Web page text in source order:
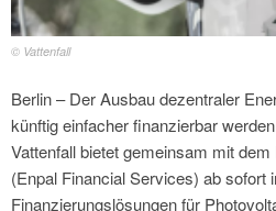
© Vattenfall
Berlin – Der Ausbau dezentraler
künftig einfacher finanzierbar
Vattenfall bietet gemeinsam mit
(Enpal Financial Services) ab sofort
Finanzierungslösungen für